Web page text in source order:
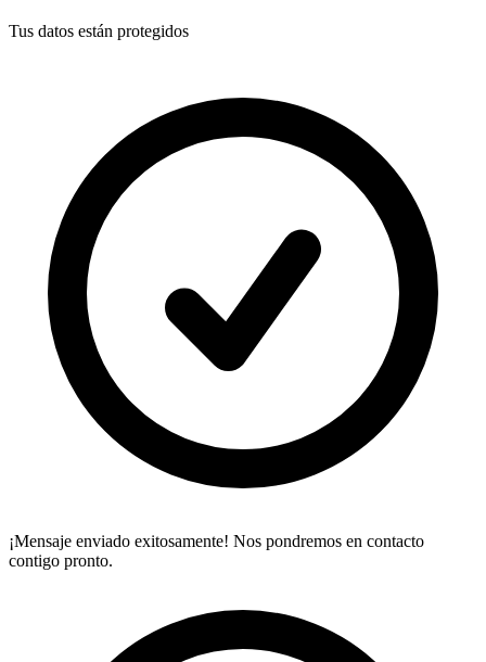
Tus datos están protegidos
¡Mensaje enviado exitosamente! Nos pondremos en contacto
contigo pronto.